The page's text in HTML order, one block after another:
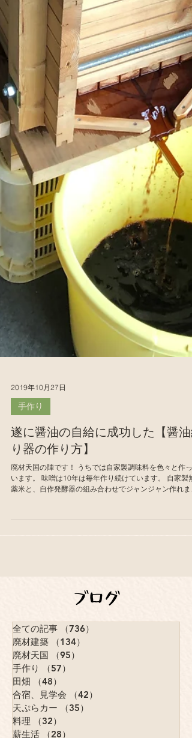
2019年10月27日
手作り
遂に醤油の自給に成功した【醤油
り器の作り方】
廃材天国の陣です！ うちでは自家製調味料を色々と作っ
全ての記事 （736）
廃材建築 （134）
廃材天国 （95）
手作り
（57）
57件の記事
田畑 （48）
48件の記事
合宿、見学会
天ぷらカー （35）